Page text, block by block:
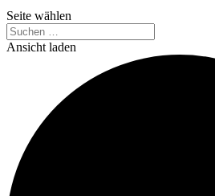
Seite wählen
Ansicht laden